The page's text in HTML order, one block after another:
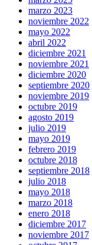
marzo 2023
noviembre 2022
mayo 2022
abril 2022
diciembre 2021
noviembre 2021
diciembre 2020
septiembre 2020
noviembre 2019
octubre 2019
agosto 2019
julio 2019
mayo 2019
febrero 2019
octubre 2018
septiembre 2018
julio 2018
mayo 2018
marzo 2018
enero 2018
diciembre 2017
noviembre 2017